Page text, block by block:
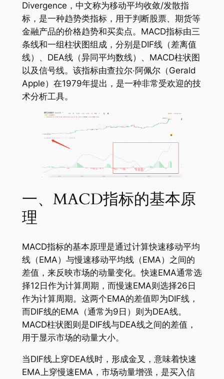
Divergence，中文称为移动平均收敛/发散指
标，是一种趋势类指标，用于判断股票、期货等
金融产品的价格趋势和买卖点。MACD指标由三
条线和一组柱状图组成，分别是DIF线（差离值
线）、DEA线（异同平均数线）、MACD柱状图
以及信号线。该指标由查拉尔·阿佩尔（Gerald
Apple）在1979年提出，是一种非常受欢迎的技
术分析工具。
一、MACD指标的基本原
理
MACD指标的基本原理是通过计算快速移动平均
线（EMA）与慢速移动平均线（EMA）之间的
差值，来反映市场的动量变化。快速EMA通常选
择12日作为计算周期，而慢速EMA则选择26日
作为计算周期。这两个EMA的差值即为DIF线，
而DIF线的EMA（通常为9日）则为DEA线。
MACD柱状图则是DIF线与DEA线之间的差值，
用于显示市场的动量大小。
当DIF线上穿DEA线时，形成金叉，意味着快速
EMA上穿慢速EMA，市场动量增强，是买入信